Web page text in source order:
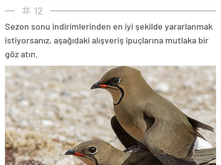
12
Sezon sonu indirimlerinden en iyi şekilde yararlanmak
istiyorsanız, aşağıdaki alışveriş ipuçlarına mutlaka bir
göz atın.